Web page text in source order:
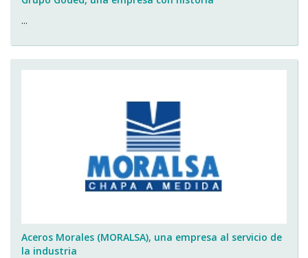
...
Aceros Morales (MORALSA), una empresa al servicio de
la industria